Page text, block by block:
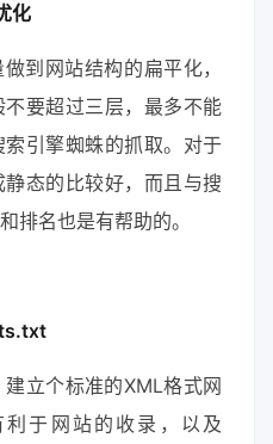
化
到网站结构的扁平化，
要超过三层，最多不能
引擎蜘蛛的抓取。对于
态的比较好，而且与搜
排名也是有帮助的。
立个标准的XML格式网
于网站的收录，以及